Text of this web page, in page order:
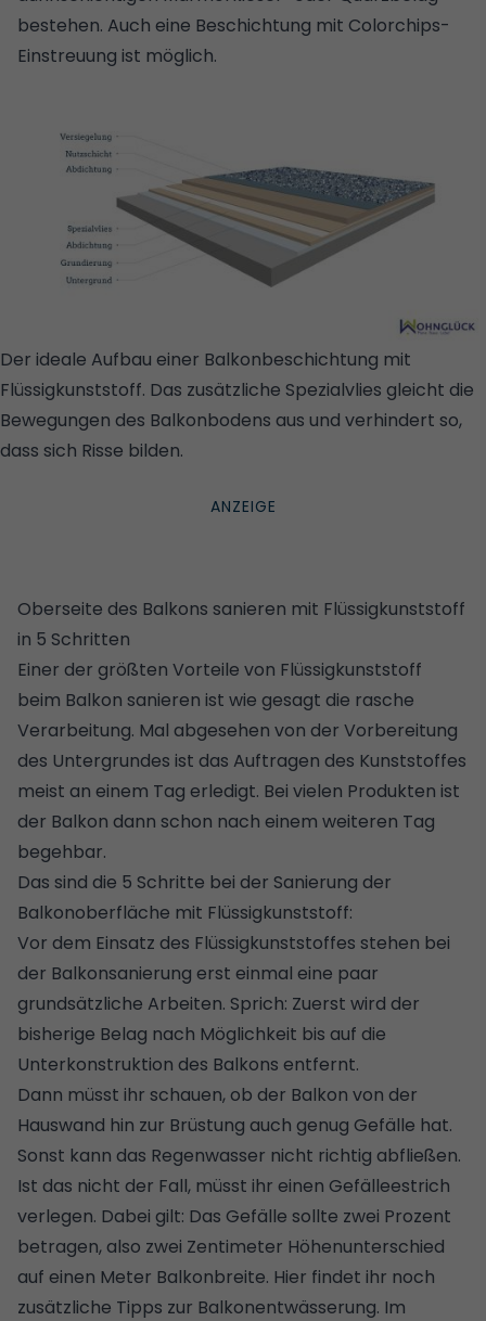
bestehen. Auch eine Beschichtung mit Colorchips-
Einstreuung ist möglich.
Der ideale Aufbau einer Balkonbeschichtung mit
Flüssigkunststoff. Das zusätzliche Spezialvlies gleicht die
Bewegungen des Balkonbodens aus und verhindert so,
dass sich Risse bilden.
Oberseite des Balkons sanieren mit Flüssigkunststoff
in 5 Schritten
Einer der größten Vorteile von Flüssigkunststoff
beim Balkon sanieren ist wie gesagt die rasche
Verarbeitung. Mal abgesehen von der Vorbereitung
des Untergrundes ist das Auftragen des Kunststoffes
meist an einem Tag erledigt. Bei vielen Produkten ist
der Balkon dann schon nach einem weiteren Tag
begehbar.
Das sind die 5 Schritte bei der Sanierung der
Balkonoberfläche mit Flüssigkunststoff:
Vor dem Einsatz des Flüssigkunststoffes stehen bei
der Balkonsanierung erst einmal eine paar
grundsätzliche Arbeiten. Sprich: Zuerst wird der
bisherige Belag nach Möglichkeit bis auf die
Unterkonstruktion des Balkons entfernt.
Dann müsst ihr schauen, ob der Balkon von der
Hauswand hin zur Brüstung auch genug Gefälle hat.
Sonst kann das Regenwasser nicht richtig abfließen.
Ist das nicht der Fall, müsst ihr einen Gefälleestrich
verlegen. Dabei gilt: Das Gefälle sollte zwei Prozent
betragen, also zwei Zentimeter Höhenunterschied
auf einen Meter Balkonbreite. Hier findet ihr noch
zusätzliche Tipps zur Balkonentwässerung. Im